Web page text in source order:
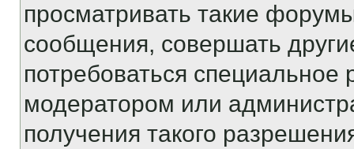
просматривать такие
сообщения, совершать
потребоваться
модератором или
получения такого